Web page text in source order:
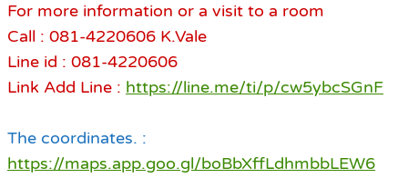
For more information or a visit to a room
Call : 081-4220606 K.Vale
Line id : 081-4220606
Link Add Line : https://line.me/ti/p/cw5ybcSGnF
The coordinates. :
https://maps.app.goo.gl/boBbXffLdhmbbLEW6